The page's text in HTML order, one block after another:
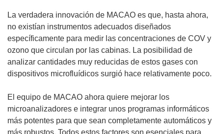
La verdadera innovación de MACAO es que, hasta ahora,
no existían instrumentos adecuados diseñados
específicamente para medir las concentraciones de COV y
ozono que circulan por las cabinas. La posibilidad de
analizar cantidades muy reducidas de estos gases con
dispositivos microfluídicos surgió hace relativamente poco.
El equipo de MACAO ahora quiere mejorar los
microanalizadores e integrar unos programas informáticos
más potentes para que sean completamente automáticos y
más robustos. Todos estos factores son esenciales para